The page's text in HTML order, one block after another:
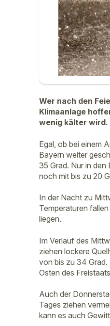
Wer nach den
Klimaanlage
wenig kälter wird.
Egal, ob bei einem
Bayern weiter
35 Grad. Nur in
noch mit bis zu 20
In der Nacht zu
Temperaturen
liegen.
Im Verlauf des
ziehen lockere
von bis zu 34 Grad.
Osten des
Auch der
Tages ziehen
kann es auch